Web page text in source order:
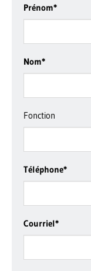
Prénom*
Nom*
Fonction
Téléphone*
Courriel*